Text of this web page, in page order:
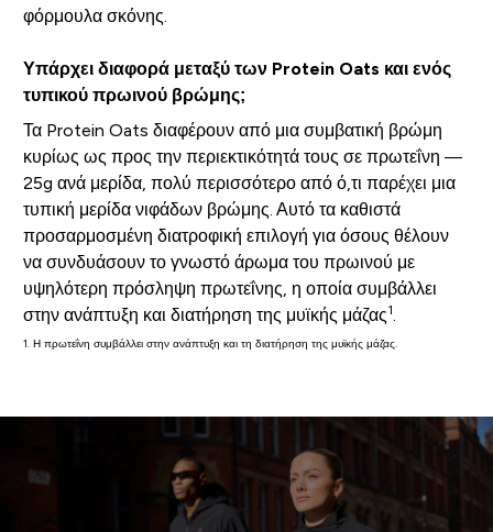
φόρμουλα σκόνης.
Υπάρχει διαφορά μεταξύ των Protein Oats και ενός
τυπικού πρωινού βρώμης;
Τα Protein Oats διαφέρουν από μια συμβατική βρώμη
κυρίως ως προς την περιεκτικότητά τους σε πρωτεΐνη —
25g ανά μερίδα, πολύ περισσότερο από ό,τι παρέχει μια
τυπική μερίδα νιφάδων βρώμης. Αυτό τα καθιστά
προσαρμοσμένη διατροφική επιλογή για όσους θέλουν
να συνδυάσουν το γνωστό άρωμα του πρωινού με
υψηλότερη πρόσληψη πρωτεΐνης, η οποία συμβάλλει
στην ανάπτυξη και διατήρηση της μυϊκής μάζας1
1. Η πρωτεΐνη συμβάλλει στην ανάπτυξη και τη διατήρηση της μυϊκής μάζας.